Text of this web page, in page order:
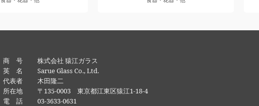
商 号 株式会社 猿江ガラス
英 名 Sarue Glass Co., Ltd.
代表者 木田隆二
所在地 〒135-0003 東京都江東区猿江1-18-4
電 話 03-3633-0631